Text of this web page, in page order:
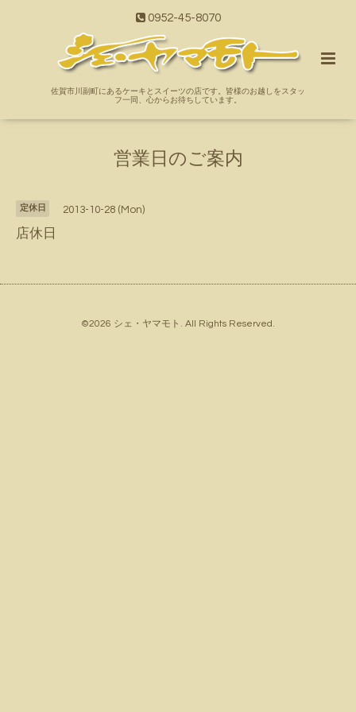
0952-45-8070
佐賀市川副町にあるケーキとスイーツの店です。皆様のお越しをスタッ
フ一同、心からお待ちしています。
営業日のご案内
定休日 2013-10-28 (Mon)
店休日
©2026 シェ・ヤマモト . All Rights Reserved.